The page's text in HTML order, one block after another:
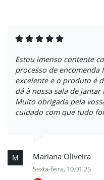
Estou imenso contente
processo de encomenda
excelente e o produto é
dá à nossa sala de
Muito obrigada pela
cuidado com que tudo
M Mariana Oliveira
Sexta-feira, 10.01.25